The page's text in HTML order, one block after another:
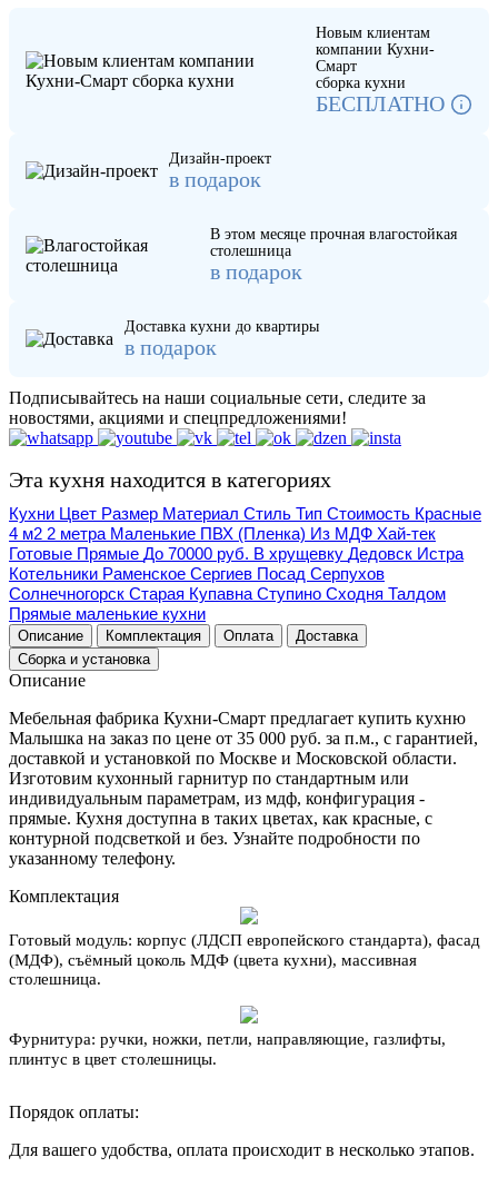
Новым клиентам
компании Кухни-
Смарт
сборка кухни
БЕСПЛАТНО
Дизайн-проект
в подарок
В этом месяце прочная влагостойкая
столешница
в подарок
Доставка кухни до квартиры
в подарок
Подписывайтесь на наши социальные сети, следите за
новостями, акциями и спецпредложениями!
Эта кухня находится в категориях
Кухни Цвет Размер Материал Стиль Тип Стоимость Красные
4 м2 2 метра Маленькие ПВХ (Пленка) Из МДФ Хай-тек
Готовые Прямые До 70000 руб. В хрущевку Дедовск Истра
Котельники Раменское Сергиев Посад Серпухов
Солнечногорск Старая Купавна Ступино Сходня Талдом
Прямые маленькие кухни
Описание Комплектация Оплата
Доставка
Сборка и установка
Описание
Мебельная фабрика Кухни-Смарт предлагает купить кухню
Малышка на заказ по цене от 35 000 руб. за п.м., с гарантией,
доставкой и установкой по Москве и Московской области.
Изготовим кухонный гарнитур по стандартным или
индивидуальным параметрам, из мдф, конфигурация -
прямые. Кухня доступна в таких цветах, как красные, с
контурной подсветкой и без. Узнайте подробности по
указанному телефону.
Комплектация
Готовый модуль: корпус (ЛДСП европейского стандарта), фасад
(МДФ), съёмный цоколь МДФ (цвета кухни), массивная
столешница.
Фурнитура: ручки, ножки, петли, направляющие, газлифты,
плинтус в цвет столешницы.
Порядок оплаты:
Для вашего удобства, оплата происходит в несколько этапов.